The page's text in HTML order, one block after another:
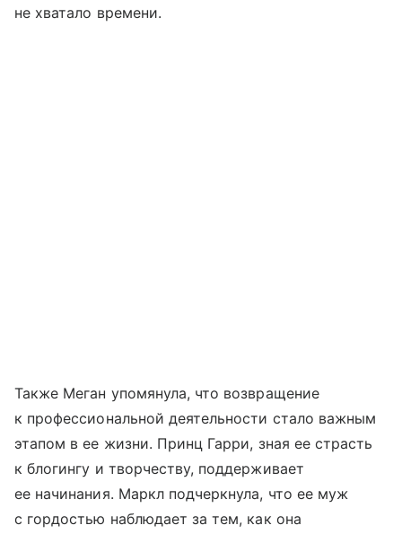
не хватало времени.
Также Меган упомянула, что возвращение
к профессиональной деятельности стало важным
этапом в ее жизни. Принц Гарри, зная ее страсть
к блогингу и творчеству, поддерживает
ее начинания. Маркл подчеркнула, что ее муж
с гордостью наблюдает за тем, как она